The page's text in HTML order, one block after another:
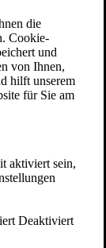
die
Cookie-
und
von Ihnen,
hilft unserem
für Sie am
aktiviert sein,
Deaktiviert